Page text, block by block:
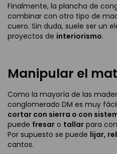
Finalmente, la plancha de
combinar con otro tipo de
cuero. Sin duda, suele ser un
proyectos de interiorismo.
Manipular el
Como la mayoría de las
conglomerado DM es muy
cortar con sierra o con
puede fresar o tallar para
Por supuesto se puede lijar,
cantos.